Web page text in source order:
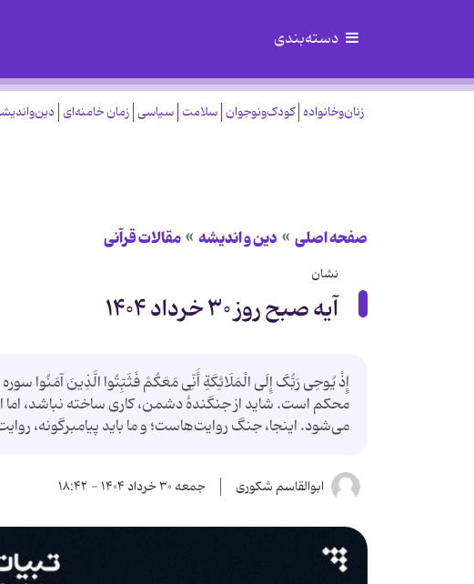
دسته‌بندی
زنان‌وخانواده کودک‌ونوجوان سلامت سیاسی زمان خامنه‌ای
صفحه اصلی دین و اندیشه مقالات قرآنی
نشان
آیه صبح روز ۳۰ خرداد ۱۴۰۴
محکم است. شاید از جنگندۀ دشمن، کاری ساخته نباشد، اما اگر
می‌شود. اینجا، جنگ روایت‌هاست؛ و ما باید پیامبرگونه،
ابوالقاسم شکوری جمعه ۳۰ خرداد ۱۴۰۴ - ۱۸:۴۲